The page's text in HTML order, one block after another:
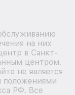
на них
в Санкт-
центром.
не является
положениями
РФ. Все